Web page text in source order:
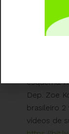
https://
A
países
esquema!
Dep. Zoe
brasileiro
vídeos de